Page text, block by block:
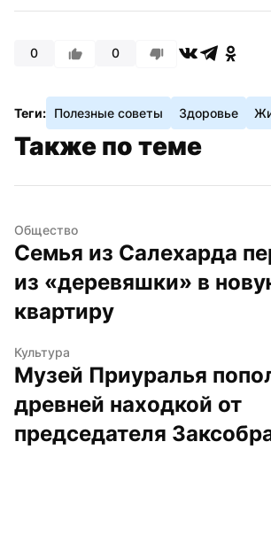
0 0
Теги: Полезные советы Здоровье
Также по теме
Общество
Семья из Салехарда
из «деревяшки» в
квартиру
Культура
Музей Приуралья
древней находкой от
председателя